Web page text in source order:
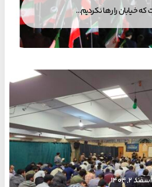
اسفند ۲, ۱۴۰۴